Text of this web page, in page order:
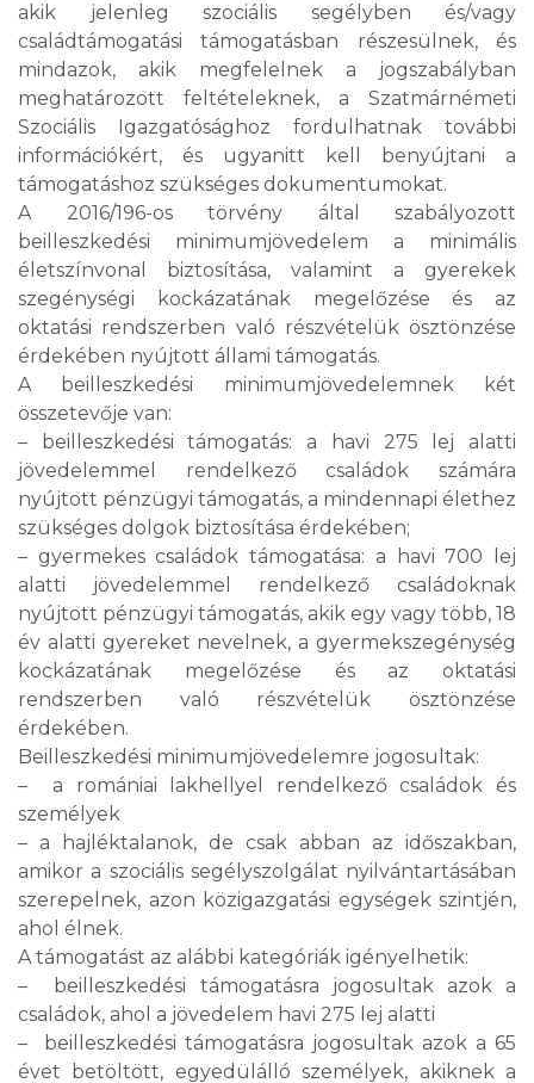
akik jelenleg szociális segélyben és/vagy
családtámogatási támogatásban részesülnek, és
mindazok, akik megfelelnek a jogszabályban
meghatározott feltételeknek, a Szatmárnémeti
Szociális Igazgatósághoz fordulhatnak további
információkért, és ugyanitt kell benyújtani a
támogatáshoz szükséges dokumentumokat.
A 2016/196-os törvény által szabályozott
beilleszkedési minimumjövedelem a minimális
életszínvonal biztosítása, valamint a gyerekek
szegénységi kockázatának megelőzése és az
oktatási rendszerben való részvételük ösztönzése
érdekében nyújtott állami támogatás.
A beilleszkedési minimumjövedelemnek két
összetevője van:
– beilleszkedési támogatás: a havi 275 lej alatti
jövedelemmel rendelkező családok számára
nyújtott pénzügyi támogatás, a mindennapi élethez
szükséges dolgok biztosítása érdekében;
– gyermekes családok támogatása: a havi 700 lej
alatti jövedelemmel rendelkező családoknak
nyújtott pénzügyi támogatás, akik egy vagy több, 18
év alatti gyereket nevelnek, a gyermekszegénység
kockázatának megelőzése és az oktatási
rendszerben való részvételük ösztönzése
érdekében.
Beilleszkedési minimumjövedelemre jogosultak:
– a romániai lakhellyel rendelkező családok és
személyek
– a hajléktalanok, de csak abban az időszakban,
amikor a szociális segélyszolgálat nyilvántartásában
szerepelnek, azon közigazgatási egységek szintjén,
ahol élnek.
A támogatást az alábbi kategóriák igényelhetik:
– beilleszkedési támogatásra jogosultak azok a
családok, ahol a jövedelem havi 275 lej alatti
– beilleszkedési támogatásra jogosultak azok a 65
évet betöltött, egyedülálló személyek, akiknek a